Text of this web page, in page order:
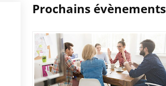
Prochains évènements